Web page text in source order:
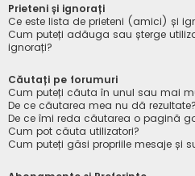
Prieteni și ignorați
Ce este lista de prieteni (amici) și
Cum puteți adăuga sau șterge
ignorați?
Căutați pe forumuri
Cum puteți căuta în unul sau mai
De ce căutarea mea nu dă rezultate?
De ce îmi reda căutarea o pagină
Cum pot căuta utilizatori?
Cum puteți găsi propriile mesaje și